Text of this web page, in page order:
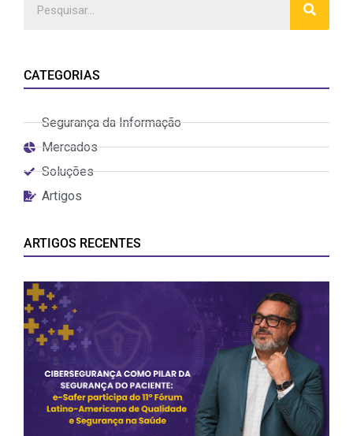
CATEGORIAS
Segurança da Informação
Mercados
Soluções
Artigos
ARTIGOS RECENTES